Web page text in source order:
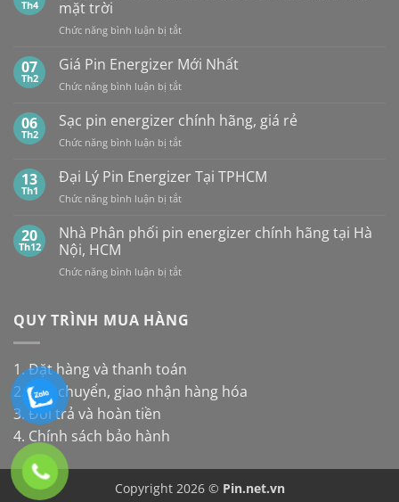
TẠI
NỘI
TÍN,
CHIẾT
CAO,
HÀNG
CHÍNH
của
hãng:
Panasonic
Maxell:
Pin
bền
hơn?
Th4
mặt trời
Chức năng bình luận bị tắtở
hợp
loại
thay
đèn
lượng
mặt
07
Th2
Giá Pin Energizer Mới Nhất
Chức năng bình luận bị tắtở
Pin
Mới
06
Th2
Sạc pin energizer chính hãng, giá rẻ
Chức năng bình luận bị tắtở
pin
energizer
chính
giá
13
Th1
Đại Lý Pin Energizer Tại TPHCM
Chức năng bình luận bị tắtở
Lý
Tại
20
Th12
Nhà Phân phối pin energizer chính hãng tại Hà
Nội, HCM
Chức năng bình luận bị tắtở
phối
hãng
tại
QUY TRÌNH MUA HÀNG
1. Đặt hàng và thanh toán
2. Vận chuyển, giao nhận hàng hóa
3. Đổi trả và hoàn tiền
4. Chính sách bảo hành
Copyright 2026 © Pin.net.vn